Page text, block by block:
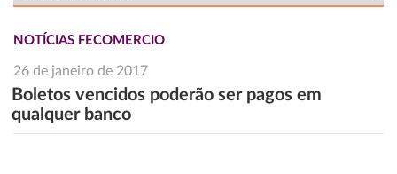
NOTÍCIAS FECOMERCIO
26 de janeiro de 2017
Boletos vencidos poderão ser pagos em
qualquer banco